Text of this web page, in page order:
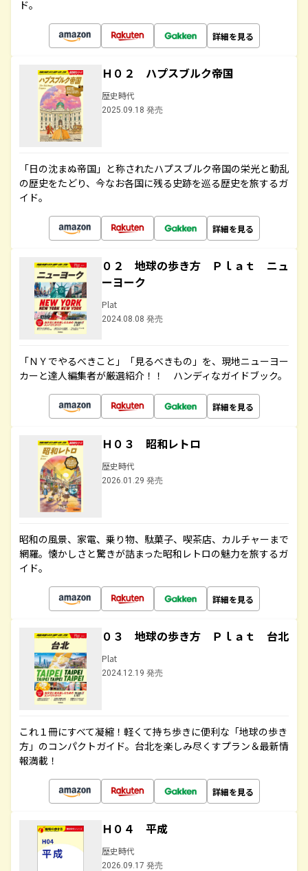
ド。
詳細を見る
Ｈ０２ ハプスブルク帝国
歴史時代
2025.09.18 発売
「日の沈まぬ帝国」と称されたハプスブルク帝国の栄光と動乱
の歴史をたどり、今なお各国に残る史跡を巡る歴史を旅するガ
イド。
詳細を見る
０２ 地球の歩き方 Ｐｌａｔ ニュ
ーヨーク
Plat
2024.08.08 発売
「ＮＹでやるべきこと」「見るべきもの」を、現地ニューヨー
カーと達人編集者が厳選紹介！！ ハンディなガイドブック。
詳細を見る
Ｈ０３ 昭和レトロ
歴史時代
2026.01.29 発売
昭和の風景、家電、乗り物、駄菓子、喫茶店、カルチャーまで
網羅。懐かしさと驚きが詰まった昭和レトロの魅力を旅するガ
イド。
詳細を見る
０３ 地球の歩き方 Ｐｌａｔ 台北
Plat
2024.12.19 発売
これ１冊にすべて凝縮！軽くて持ち歩きに便利な「地球の歩き
方」のコンパクトガイド。台北を楽しみ尽くすプラン＆最新情
報満載！
詳細を見る
Ｈ０４ 平成
歴史時代
2026.09.17 発売